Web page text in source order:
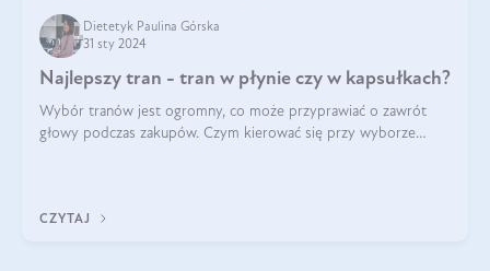
Dietetyk Paulina Górska
31 sty 2024
Najlepszy tran - tran w płynie czy w kapsułkach?
Wybór tranów jest ogromny, co może przyprawiać o zawrót
głowy podczas zakupów. Czym kierować się przy wyborze
CZYTAJ